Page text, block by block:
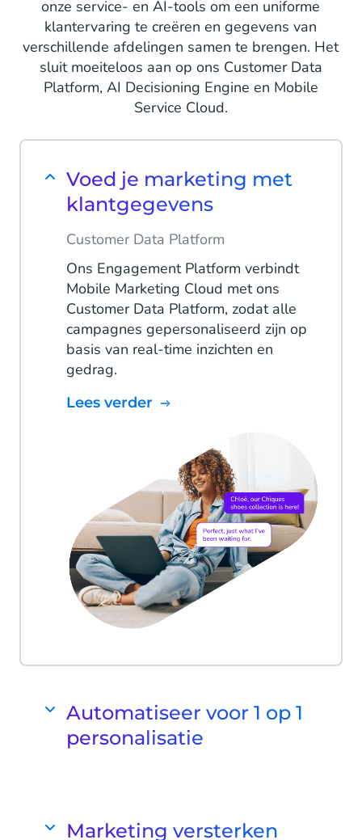
onze service- en AI-tools om een uniforme
klantervaring te creëren en gegevens van
verschillende afdelingen samen te brengen. Het
sluit moeiteloos aan op ons Customer Data
Platform, AI Decisioning Engine en Mobile
Service Cloud.
Voed je marketing met
klantgegevens
Customer Data Platform
Ons Engagement Platform verbindt
Mobile Marketing Cloud met ons
Customer Data Platform, zodat alle
campagnes gepersonaliseerd zijn op
basis van real-time inzichten en
gedrag.
Lees verder
Automatiseer voor 1 op 1
personalisatie
Mobile Marketing Cloud met onze AI
Marketing versterken